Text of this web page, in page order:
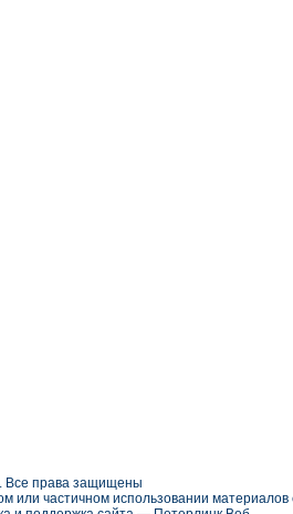
Все права защищены
или частичном использовании